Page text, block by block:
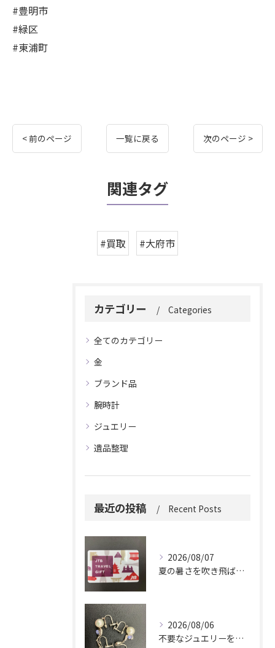
#豊明市
#緑区
#東浦町
< 前のページ 一覧に戻る 次のページ >
関連タグ
#買取 #大府市
カテゴリー Categories
全てのカテゴリー
金
ブランド品
腕時計
ジュエリー
遺品整理
最近の投稿 Recent Posts
2026/08/07
夏の暑さを吹き飛ばしに来てください。
2026/08/06
不要なジュエリーを眠らせていませんか？